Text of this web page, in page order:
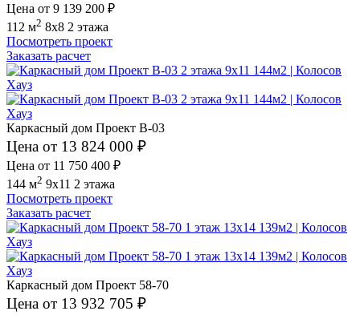
Цена от 9 139 200 ₽
112 м2 8x8 2 этажа
Посмотреть проект
Заказать расчет
Каркасный дом Проект В-03
Цена от 13 824 000 ₽
Цена от 11 750 400 ₽
144 м2 9x11 2 этажа
Посмотреть проект
Заказать расчет
Каркасный дом Проект 58-70
Цена от 13 932 705 ₽